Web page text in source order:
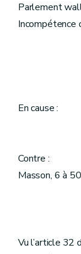
Parlement
Incompétence
En cause :
Contre :
Masson, 6 à
Vu l’article 32